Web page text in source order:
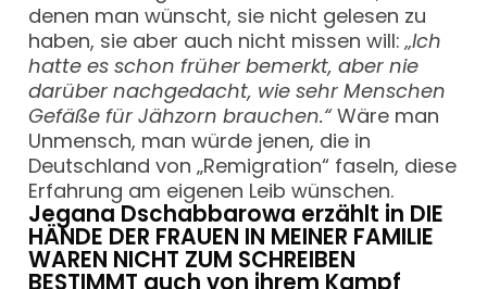
denen man wünscht, sie nicht gelesen zu
haben, sie aber auch nicht missen will:„Ich
hatte es schon früher bemerkt, aber nie
darüber nachgedacht, wie sehr Menschen
Gefäße für Jähzorn brauchen.“Wäre man
Unmensch, man würde jenen, die in
Deutschland von „Remigration“ faseln, diese
Erfahrung am eigenen Leib wünschen.
Jegana Dschabbarowa erzählt in DIE
HÄNDE DER FRAUEN IN MEINER FAMILIE
WAREN NICHT ZUM SCHREIBEN
BESTIMMT auch von ihrem Kampf